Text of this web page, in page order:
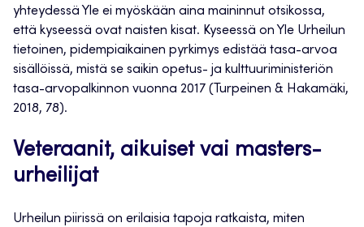
yhteydessä Yle ei myöskään aina maininnut otsikossa,
että kyseessä ovat naisten kisat. Kyseessä on Yle Urheilun
tietoinen, pidempiaikainen pyrkimys edistää tasa-arvoa
sisällöissä, mistä se saikin opetus- ja kulttuuriministeriön
tasa-arvopalkinnon vuonna 2017 (Turpeinen & Hakamäki,
2018, 78).
Veteraanit, aikuiset vai masters-
urheilijat
Urheilun piirissä on erilaisia tapoja ratkaista, miten